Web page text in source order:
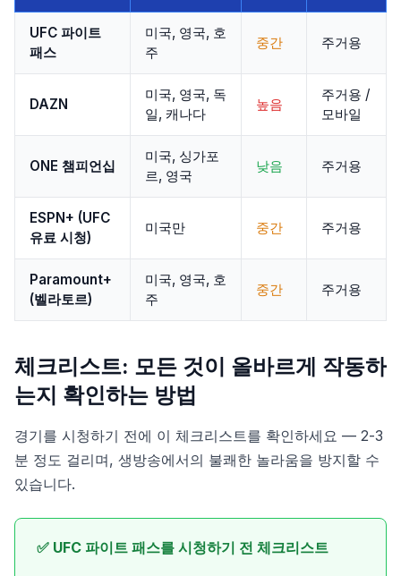
UFC 파이트
패스
미국, 영국, 호
주
중간 주거용
DAZN
미국, 영국, 독
일, 캐나다
높음
주거용 /
모바일
ONE 챔피언십
미국, 싱가포
르, 영국
낮음 주거용
ESPN+ (UFC
유료 시청)
미국만 중간 주거용
Paramount+
(벨라토르)
미국, 영국, 호
주
중간 주거용
체크리스트: 모든 것이 올바르게 작동하
는지 확인하는 방법
경기를 시청하기 전에 이 체크리스트를 확인하세요 — 2-3
분 정도 걸리며, 생방송에서의 불쾌한 놀라움을 방지할 수
있습니다.
✅ UFC 파이트 패스를 시청하기 전 체크리스트